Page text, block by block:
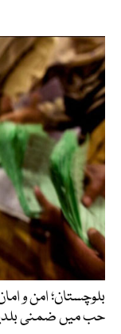
بلوچستان؛ امن و
حب میں ضمنی